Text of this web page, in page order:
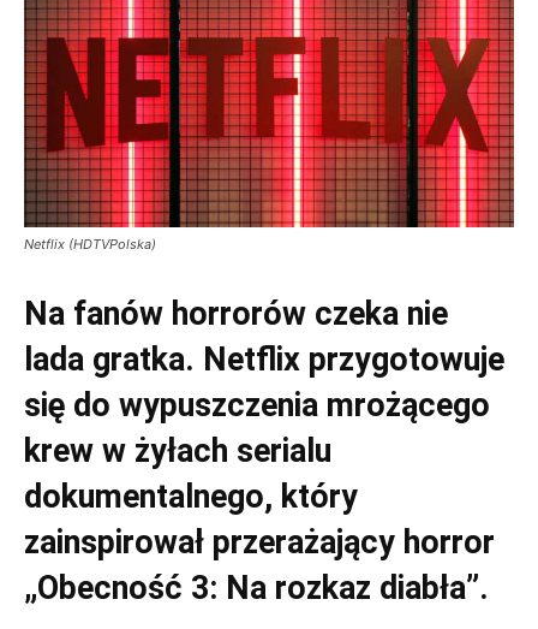
Netflix (HDTVPolska)
Na fanów horrorów czeka nie
lada gratka. Netflix przygotowuje
się do wypuszczenia mrożącego
krew w żyłach serialu
dokumentalnego, który
zainspirował przerażający horror
„Obecność 3: Na rozkaz diabła”.